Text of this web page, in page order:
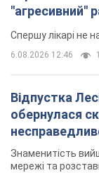
"агресивний"
Спершу лікарі не
6.08.2026 12:46
Відпустка
обернулася
Знаменитість
мережі та